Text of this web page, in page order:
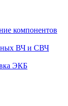
компонентов
ВЧ и СВЧ
ЭКБ